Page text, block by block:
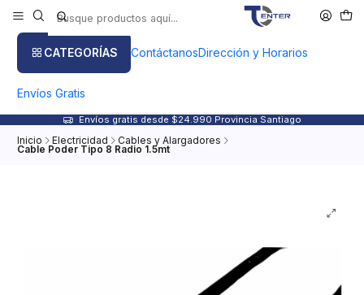
CATEGORÍAS ContáctanosDirección y Horarios
Envíos Gratis
Envíos gratis desde $24.990 Provincia Santiago
Inicio Electricidad Cables y Alargadores
Cable Poder Tipo 8 Radio 1.5mt